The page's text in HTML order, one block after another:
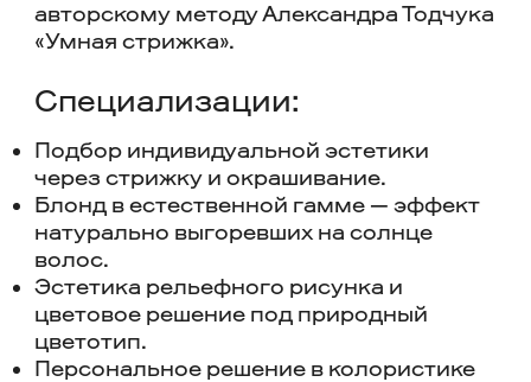
авторскому методу Александра Тодчука
«Умная стрижка».
Специализации:
Подбор индивидуальной эстетики
через стрижку и окрашивание.
Блонд в естественной гамме — эффект
натурально выгоревших на солнце
волос.
Эстетика рельефного рисунка и
цветовое решение под природный
цветотип.
Персональное решение в колористике